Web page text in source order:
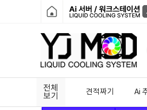
전체
보기
견적짜기 Ai